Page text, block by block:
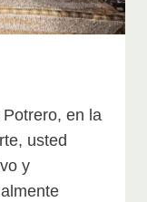
en la
usted
y